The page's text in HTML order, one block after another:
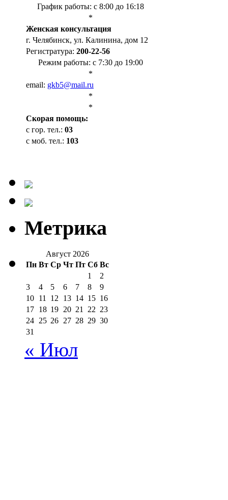
График работы: с 8:00 до 16:18
*
Женская консультация
г. Челябинск, ул. Калинина, дом 12
Регистратура: 200-22-56
Режим работы: с 7:30 до 19:00
*
email: gkb5@mail.ru
*
*
Cкорая помощь:
с гор. тел.: 03
с моб. тел.: 103
Метрика
Август 2026
Пн Вт Ср Чт Пт Сб Вс
1
2
3
4 5 6 7 8
9
10 11 12 13 14 15 16
17 18 19 20 21 22 23
24 25 26 27 28 29 30
31
« Июл